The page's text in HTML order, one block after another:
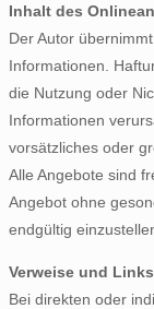
Inhalt des
Der Autor
Informationen.
die Nutzung oder
Informationen
vorsätzliches oder
Alle Angebote sind
Angebot ohne
endgültig
Verweise und Links
Bei direkten oder